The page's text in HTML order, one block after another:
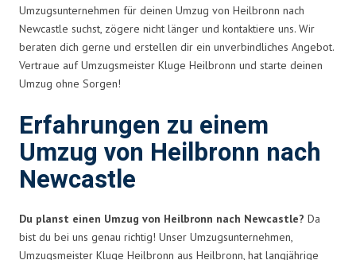
Umzugsunternehmen für deinen Umzug von Heilbronn nach
Newcastle suchst, zögere nicht länger und kontaktiere uns. Wir
beraten dich gerne und erstellen dir ein unverbindliches Angebot.
Vertraue auf Umzugsmeister Kluge Heilbronn und starte deinen
Umzug ohne Sorgen!
Erfahrungen zu einem
Umzug von Heilbronn nach
Newcastle
Du planst einen Umzug von Heilbronn nach Newcastle? Da
bist du bei uns genau richtig! Unser Umzugsunternehmen,
Umzugsmeister Kluge Heilbronn aus Heilbronn, hat langjährige